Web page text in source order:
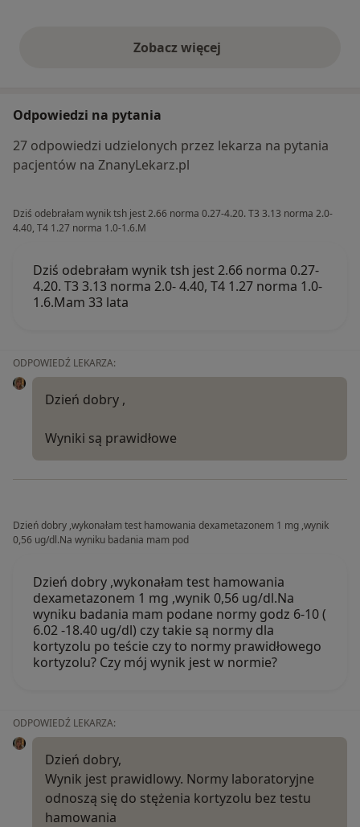
Zobacz więcejopinie powyżej
Odpowiedzi na pytania
27 odpowiedzi udzielonych przez lekarza na pytania
pacjentów na ZnanyLekarz.pl
Dziś odebrałam wynik tsh jest 2.66 norma 0.27-4.20. T3 3.13 norma 2.0-
4.40, T4 1.27 norma 1.0-1.6.M
Dziś odebrałam wynik tsh jest 2.66 norma 0.27-
4.20. T3 3.13 norma 2.0- 4.40, T4 1.27 norma 1.0-
1.6.Mam 33 lata
ODPOWIEDŹ LEKARZA:
Dzień dobry ,
Wyniki są prawidłowe
Dzień dobry ,wykonałam test hamowania dexametazonem 1 mg ,wynik
0,56 ug/dl.Na wyniku badania mam pod
Dzień dobry ,wykonałam test hamowania
dexametazonem 1 mg ,wynik 0,56 ug/dl.Na
wyniku badania mam podane normy godz 6-10 (
6.02 -18.40 ug/dl) czy takie są normy dla
kortyzolu po teście czy to normy prawidłowego
kortyzolu? Czy mój wynik jest w normie?
ODPOWIEDŹ LEKARZA:
Dzień dobry,
Wynik jest prawidlowy. Normy laboratoryjne
odnoszą się do stężenia kortyzolu bez testu
hamowania